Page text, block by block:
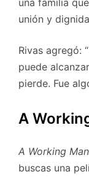
una familia
unión y
Rivas agregó:
puede
pierde. Fue
A
A Working Man
buscas una